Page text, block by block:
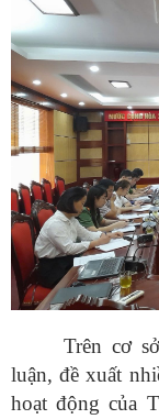
Trên cơ
luận, đề xuất
hoạt động của